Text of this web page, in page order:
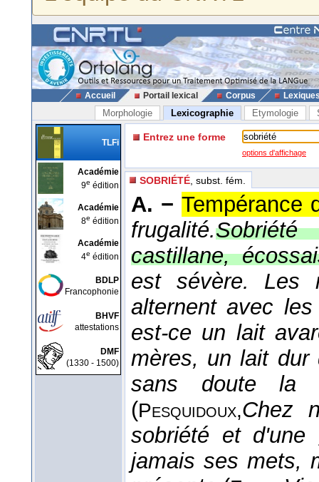
Accueil Portail lexical Corpus
Morphologie Lexicographie Etymologie
TLFi
Académie
9e édition
Académie
8e édition
Académie
4e édition
BDLP
Francophonie
BHVF
attestations
DMF
(1330 - 1500)
Entrez une forme
options d'affichage
SOBRIÉTÉ , subst. fém.
A. − Tempérance
frugalité.Sobriété
castillane,
est sévère. Les
alternent avec
est-ce un lait
mères, un lait dur
sans doute la
(Pesquidoux,Chez
sobriété et d'une
jamais ses mets,